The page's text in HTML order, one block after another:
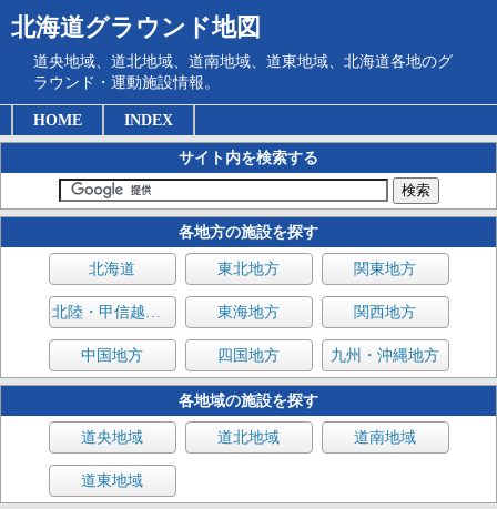
北海道グラウンド地図
道央地域、道北地域、道南地域、道東地域、北海道各地のグ
ラウンド・運動施設情報。
HOME INDEX
サイト内を検索する
各地方の施設を探す
北海道 東北地方 関東地方
北陸・甲信越地方 東海地方 関西地方
中国地方 四国地方 九州・沖縄地方
各地域の施設を探す
道央地域 道北地域 道南地域
道東地域